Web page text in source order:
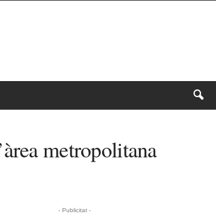
metropolitana
- Publicitat -